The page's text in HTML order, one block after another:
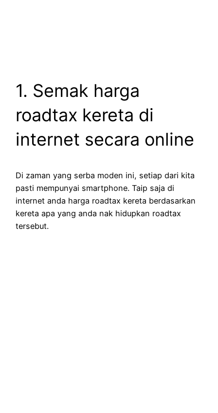
1. Semak harga
roadtax kereta di
internet secara online
Di zaman yang serba moden ini, setiap dari kita
pasti mempunyai smartphone. Taip saja di
internet anda harga roadtax kereta berdasarkan
kereta apa yang anda nak hidupkan roadtax
tersebut.